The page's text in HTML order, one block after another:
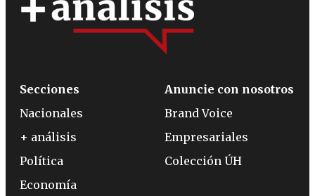
Secciones
Nacionales
+ análisis
Política
Economía
Anuncie con nosotros
Brand Voice
Empresariales
Colección ÚH